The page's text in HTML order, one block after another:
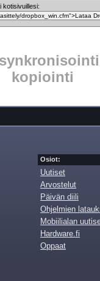
kotisivuillesi:
synkronisointi
kopiointi
Osiot:
Uutiset
Arvostelut
Päivän diili
Ohjelmien
Mobiilialan
Hardware.fi
Oppaat